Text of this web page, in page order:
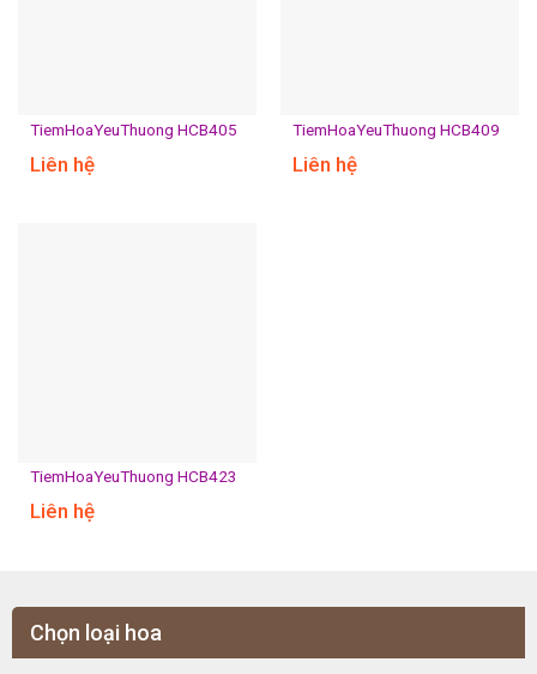
TiemHoaYeuThuong HCB405
Liên hệ
TiemHoaYeuThuong HCB409
Liên hệ
TiemHoaYeuThuong HCB423
Liên hệ
Chọn loại hoa